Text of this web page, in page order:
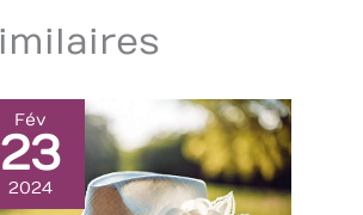
Fév
23
2024